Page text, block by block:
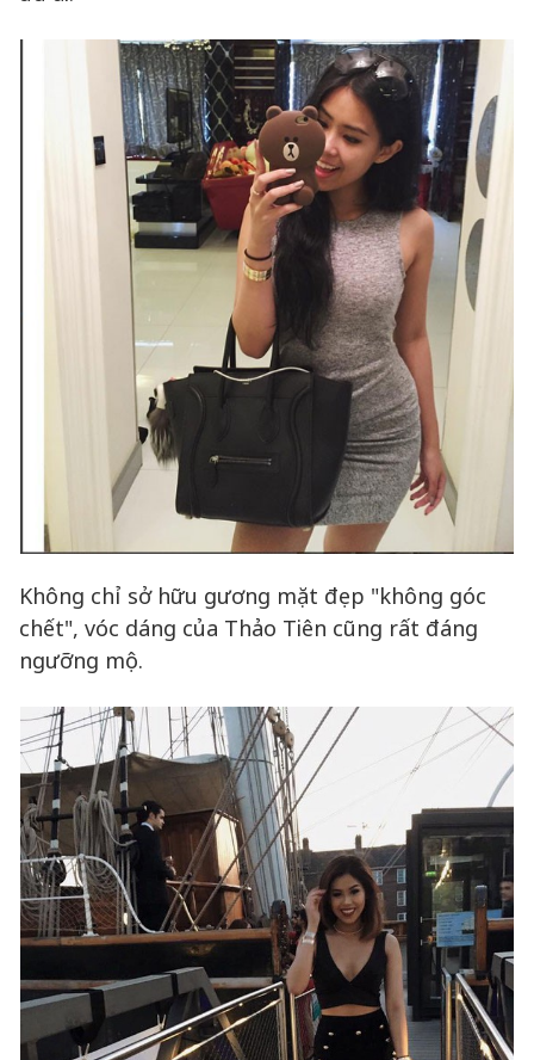
Không chỉ sở hữu gương mặt đẹp "không góc
chết", vóc dáng của Thảo Tiên cũng rất đáng
ngưỡng mộ.